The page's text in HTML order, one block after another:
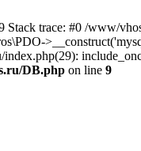
trace: #0 /www/
DB.php on line 9